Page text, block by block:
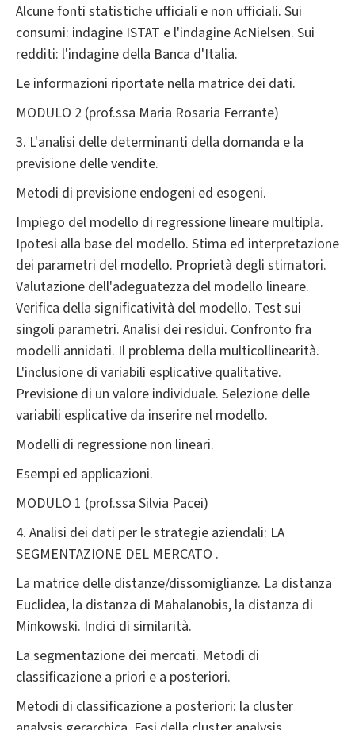
Alcune fonti statistiche ufficiali e non ufficiali. Sui
consumi: indagine ISTAT e l'indagine AcNielsen. Sui
redditi: l'indagine della Banca d'Italia.
Le informazioni riportate nella matrice dei dati.
MODULO 2 (prof.ssa Maria Rosaria Ferrante)
3. L'analisi delle determinanti della domanda e la
previsione delle vendite.
Metodi di previsione endogeni ed esogeni.
Impiego del modello di regressione lineare multipla.
Ipotesi alla base del modello. Stima ed interpretazione
dei parametri del modello. Proprietà degli stimatori.
Valutazione dell'adeguatezza del modello lineare.
Verifica della significatività del modello. Test sui
singoli parametri. Analisi dei residui. Confronto fra
modelli annidati. Il problema della multicollinearità.
L'inclusione di variabili esplicative qualitative.
Previsione di un valore individuale. Selezione delle
variabili esplicative da inserire nel modello.
Modelli di regressione non lineari.
Esempi ed applicazioni.
MODULO 1 (prof.ssa Silvia Pacei)
4. Analisi dei dati per le strategie aziendali: LA
SEGMENTAZIONE DEL MERCATO .
La matrice delle distanze/dissomiglianze. La distanza
Euclidea, la distanza di Mahalanobis, la distanza di
Minkowski. Indici di similarità.
La segmentazione dei mercati. Metodi di
classificazione a priori e a posteriori.
Metodi di classificazione a posteriori: la cluster